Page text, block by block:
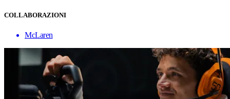
COLLABORAZIONI
McLaren